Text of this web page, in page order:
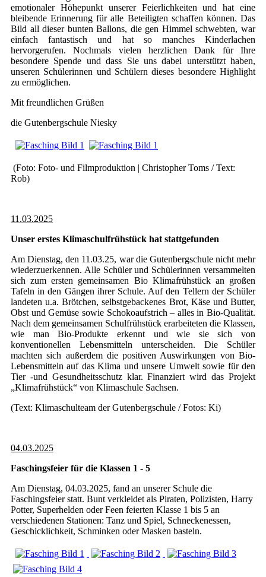
emotionaler Höhepunkt unserer Feierlichkeiten und hat eine
bleibende Erinnerung für alle Beteiligten schaffen können. Das
Bild all dieser bunten Ballons, die gen Himmel schwebten, war
einfach fantastisch und hat so manches Kinderlachen
hervorgerufen. Nochmals vielen herzlichen Dank für Ihre
besondere Spende und dass Sie uns dabei unterstützt haben,
unseren Schülerinnen und Schülern dieses besondere Highlight
zu ermöglichen.
Mit freundlichen Grüßen
die Gutenbergschule Niesky
(Foto: Foto- und Filmproduktion | Christopher Toms / Text:
Rob)
11.03.2025
Unser erstes Klimaschulfrühstück hat stattgefunden
Am Dienstag, den 11.03.25, war die Gutenbergschule nicht mehr
wiederzuerkennen. Alle Schüler und Schülerinnen versammelten
sich zum ersten gemeinsamen Bio Klimafrühstück an großen
Tafeln in den Gängen ihrer Schule. Auf den Tellern der Schüler
landeten u.a. Brötchen, selbstgebackenes Brot, Käse und Butter,
Obst und Gemüse sowie Schokoaufstrich – alles in Bio-Qualität.
Nach dem gemeinsamen Schulfrühstück erarbeiteten die Klassen,
wie man Bio-Produkte erkennt und wie sie sich von
konventionellen Lebensmitteln unterscheiden. Die Schüler
machten sich außerdem die positiven Auswirkungen von Bio-
Lebensmitteln auf das Klima und unsere Umwelt sowie für den
Tier -und Gesundheitsschutz klar. Finanziert wird das Projekt
„Klimafrühstück“ von Klimaschule Sachsen.
(Text: Klimaschulteam der Gutenbergschule / Fotos: Ki)
04.03.2025
Faschingsfeier für die Klassen 1 - 5
Am Dienstag, 04.03.2025, fand an unserer Schule die
Faschingsfeier statt. Bunt verkleidet als Piraten, Polizisten, Harry
Potter, Superhelden oder Feen feierten Klasse 1 bis 5 an
verschiedenen Stationen: Tanz und Spiel, Schneckenessen,
Geschicklichkeit, Schminken oder Masken basteln.